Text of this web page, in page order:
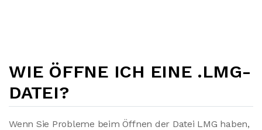
WIE ÖFFNE ICH EINE .LMG-
DATEI?
Wenn Sie Probleme beim Öffnen der Datei LMG haben,